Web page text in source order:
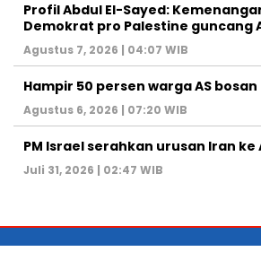
Profil Abdul El-Sayed:
Demokrat pro Palestine guncang
Agustus 7, 2026 | 04:07 WIB
Hampir 50 persen warga AS
Agustus 6, 2026 | 07:20 WIB
PM Israel serahkan urusan Iran ke
Juli 31, 2026 | 02:47 WIB